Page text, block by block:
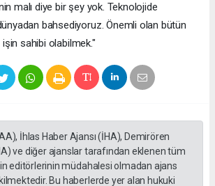
malı diye bir şey yok. Teknolojide
bahsediyoruz. Önemli olan bütün
işin sahibi olabilmek."
İhlas Haber Ajansı (İHA), Demirören
ve diğer ajanslar tarafından eklenen tüm
editörlerinin müdahalesi olmadan ajans
Bu haberlerde yer alan hukuki